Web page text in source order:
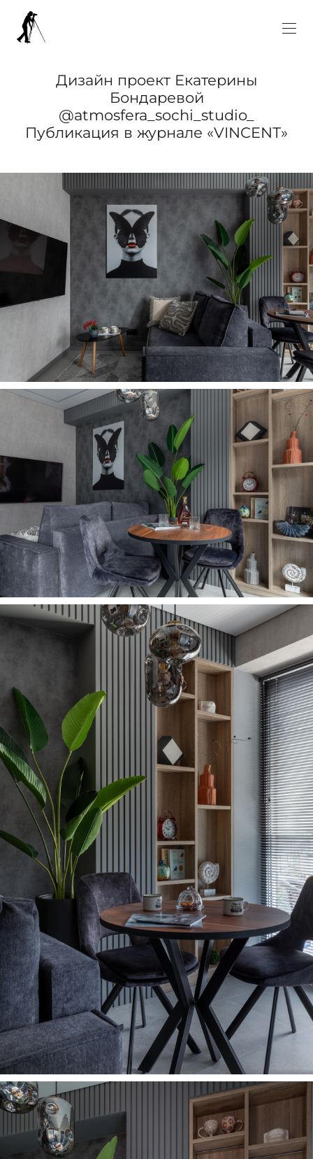
Дизайн проект Екатерины
Бондаревой
@atmosfera_sochi_studio_
Публикация в журнале «VINCENТ»